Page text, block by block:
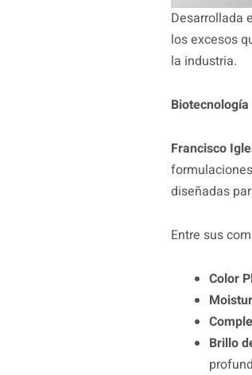
Desarrollada
los excesos
la industria.
Francisco
diseñadas
Entre sus
Color
Brillo